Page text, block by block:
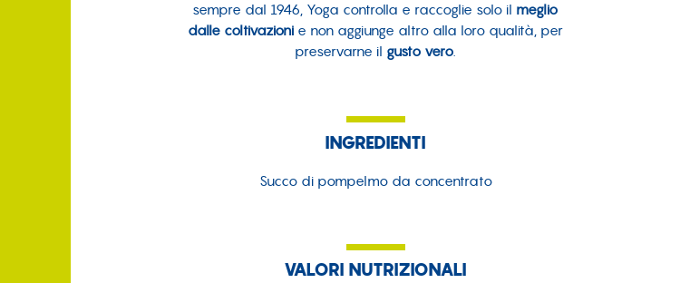
sempre dal 1946, Yoga controlla e raccoglie solo il meglio
dalle coltivazionie non aggiunge altro alla loro qualità, per
preservarne il gusto vero.
INGREDIENTI
Succo di pompelmo da concentrato
VALORI NUTRIZIONALI